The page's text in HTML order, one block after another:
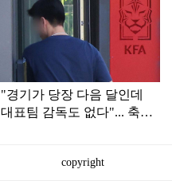
"경기가 당장 다음 달인데
대표팀 감독도 없다"... 축구
copyright